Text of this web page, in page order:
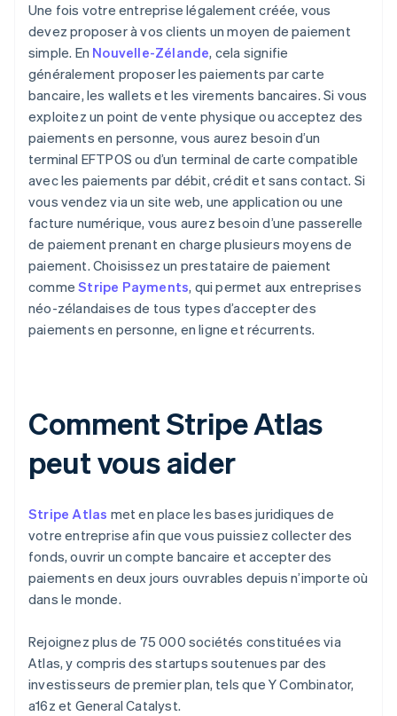
Une fois votre entreprise légalement créée, vous
devez proposer à vos clients un moyen de paiement
simple. En Nouvelle-Zélande, cela signifie
généralement proposer les paiements par carte
bancaire, les wallets et les virements bancaires. Si vous
exploitez un point de vente physique ou acceptez des
paiements en personne, vous aurez besoin d’un
terminal EFTPOS ou d’un terminal de carte compatible
avec les paiements par débit, crédit et sans contact. Si
vous vendez via un site web, une application ou une
facture numérique, vous aurez besoin d’une passerelle
de paiement prenant en charge plusieurs moyens de
paiement. Choisissez un prestataire de paiement
commeStripe Payments, qui permet aux entreprises
néo-zélandaises de tous types d’accepter des
paiements en personne, en ligne et récurrents.
Comment Stripe Atlas
peut vous aider
Stripe Atlas met en place les bases juridiques de
votre entreprise afin que vous puissiez collecter des
fonds, ouvrir un compte bancaire et accepter des
paiements en deux jours ouvrables depuis n’importe où
dans le monde.
Rejoignez plus de 75 000 sociétés constituées via
Atlas, y compris des startups soutenues par des
investisseurs de premier plan, tels que Y Combinator,
a16z et General Catalyst.